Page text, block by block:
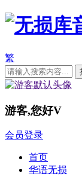
繁
游客,您好V
会员登录
首页
华语无损